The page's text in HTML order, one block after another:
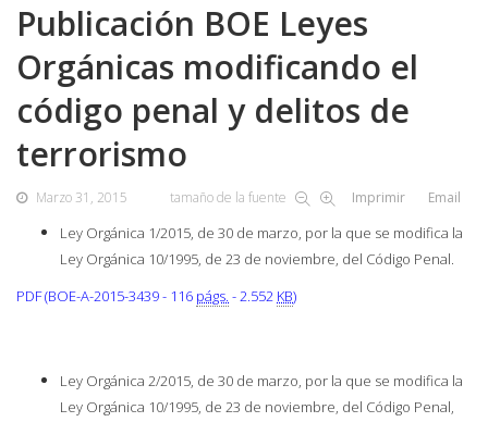
Publicación BOE Leyes
Orgánicas modificando el
código penal y delitos de
terrorismo
Marzo 31, 2015 tamaño de la fuente Imprimir Email
Ley Orgánica 1/2015, de 30 de marzo, por la que se modifica la
Ley Orgánica 10/1995, de 23 de noviembre, del Código Penal.
PDF (BOE-A-2015-3439 - 116 págs. - 2.552 KB)
Ley Orgánica 2/2015, de 30 de marzo, por la que se modifica la
Ley Orgánica 10/1995, de 23 de noviembre, del Código Penal,